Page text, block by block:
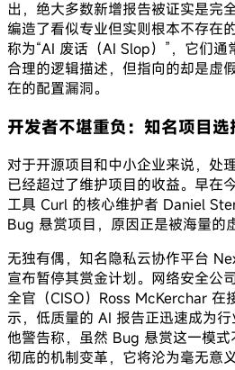
出，绝大多数新增报告被证实是
编造了看似专业但实则根本不存在
称为“AI 废话（AI Slop）”，它们
合理的逻辑描述，但指向的却是虚
在的配置漏洞。
开发者不堪重负：知名项目选
对于开源项目和中小企业来说，处
已经超过了维护项目的收益。早在
工具 Curl 的核心维护者 Daniel
Bug 悬赏项目，原因正是被海量的
无独有偶，知名隐私云协作平台
宣布暂停其赏金计划。网络安全公
全官（CISO）Ross McKerchar 在
示，低质量的 AI 报告正迅速成为行
他警告称，虽然 Bug 悬赏这一模
彻底的机制变革，它将沦为毫无意义